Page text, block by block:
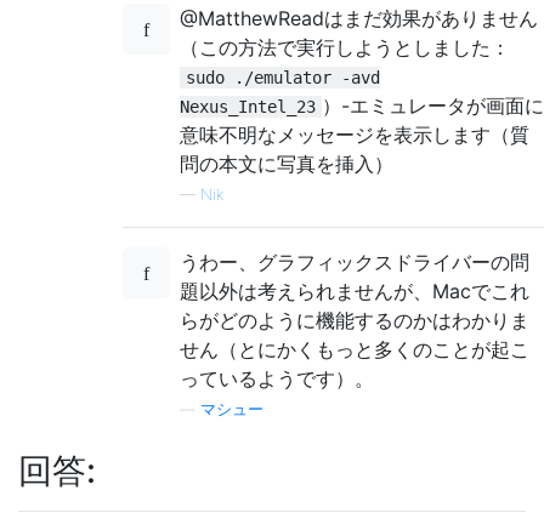
@MatthewReadはまだ効果がありません
（この方法で実行しようとしました：
sudo ./emulator -avd
Nexus_Intel_23 ）-エミュレータが画面に
意味不明なメッセージを表示します（質
問の本文に写真を挿入）
— Nik
うわー、グラフィックスドライバーの問
題以外は考えられませんが、Macでこれ
らがどのように機能するのかはわかりま
せん（とにかくもっと多くのことが起こ
っているようです）。
マシュー
回答: